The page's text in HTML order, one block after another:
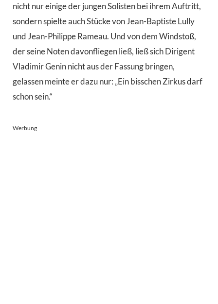
nicht nur einige der jungen Solisten bei ihrem Auftritt,
sondern spielte auch Stücke von Jean-Baptiste Lully
und Jean-Philippe Rameau. Und von dem Windstoß,
der seine Noten davonfliegen ließ, ließ sich Dirigent
Vladimir Genin nicht aus der Fassung bringen,
gelassen meinte er dazu nur: „Ein bisschen Zirkus darf
schon sein.“
Werbung